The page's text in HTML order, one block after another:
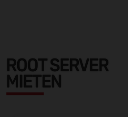
ROOT SERVER
MIETEN